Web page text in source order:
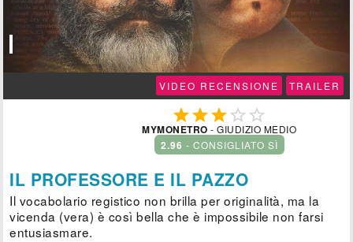
VIDEO RECENSIONE TRAILER
  
MYMONETRO - GIUDIZIO MEDIO
2.96 - CONSIGLIATO SÌ
IL PROFESSORE E IL PAZZO
Il vocabolario registico non brilla per originalità, ma la
vicenda (vera) è così bella che è impossibile non farsi
entusiasmare.